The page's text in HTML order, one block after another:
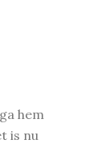
hem
is nu